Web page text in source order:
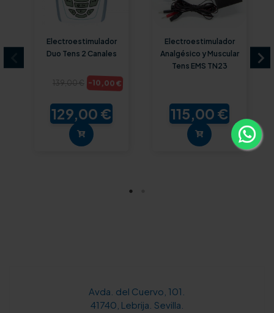
Electroestimulador
Duo Tens 2 Canales
139,00 € -10,00 €
129,00 €
Electroestimulador
Analgésico y Muscular
Tens EMS TN23
115,00 €
Avda. del Cuervo, 101.
41740, Lebrija. Sevilla.